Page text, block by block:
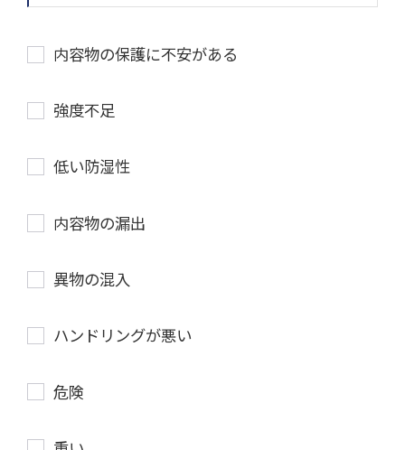
内容物の保護に不安がある
強度不足
低い防湿性
内容物の漏出
異物の混入
ハンドリングが悪い
危険